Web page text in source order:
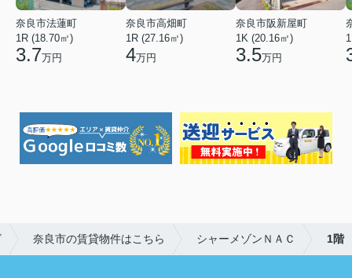
奈良市法蓮町
1R (18.70㎡)
3.7万円
奈良市高畑町
1R (27.16㎡)
4万円
奈良市阪新屋町
1K (20.16㎡)
3.5万円
奈良市の賃貸物件はこちら シャーメゾンＮＡＣ 1階